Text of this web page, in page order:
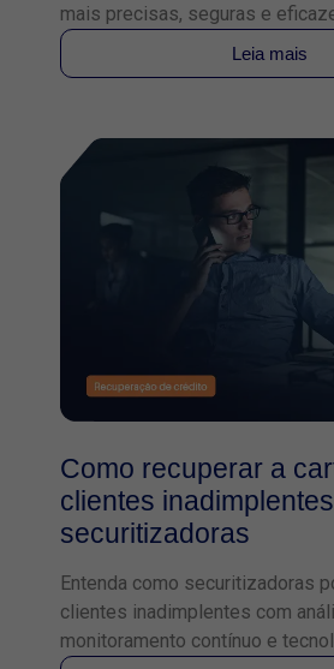
mais precisas, seguras e
Leia mais
Como recuperar a
clientes
securitizadoras
Entenda como securitizadoras
clientes inadimplentes com
monitoramento contínuo e